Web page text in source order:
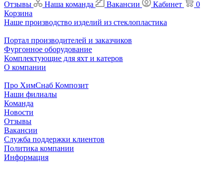
Отзывы
Наша команда Вакансии Кабинет
0
Корзина
Наше производство изделий из стеклопластика
Портал производителей и заказчиков
Фургонное оборудование
Комплектующие для яхт и катеров
О компании
Про ХимСнаб Композит
Наши филиалы
Команда
Новости
Отзывы
Вакансии
Служба поддержки клиентов
Политика компании
Информация